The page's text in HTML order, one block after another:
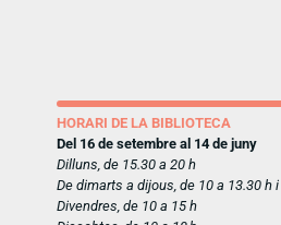
HORARI DE LA BIBLIOTECA
Del 16 de setembre al 14 de juny
Dilluns, de 15.30 a 20 h
De dimarts a dijous, de 10 a 13.30 h
Divendres, de 10 a 15 h